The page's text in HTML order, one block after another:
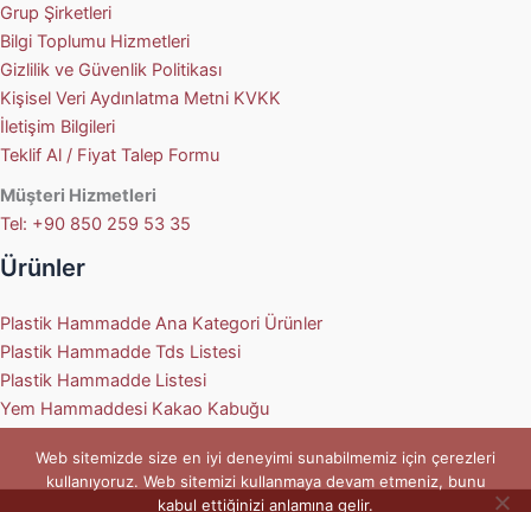
Grup Şirketleri
Bilgi Toplumu Hizmetleri
Gizlilik ve Güvenlik Politikası
Kişisel Veri Aydınlatma Metni KVKK
İletişim Bilgileri
Teklif Al / Fiyat Talep Formu
Müşteri Hizmetleri
Tel: +90 850 259 53 35
Ürünler
Plastik Hammadde Ana Kategori Ürünler
Plastik Hammadde Tds Listesi
Plastik Hammadde Listesi
Yem Hammaddesi Kakao Kabuğu
Web sitemizde size en iyi deneyimi sunabilmemiz için çerezleri
kullanıyoruz. Web sitemizi kullanmaya devam etmeniz, bunu
kabul ettiğinizi anlamına gelir.